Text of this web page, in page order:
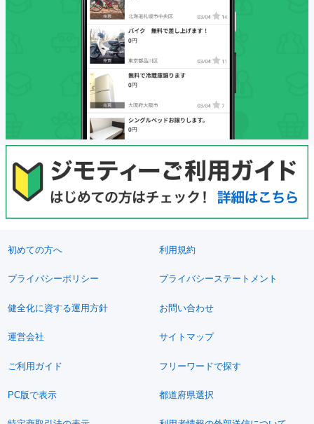
初めての方へ 利用規約
プライバシーポリシー プライバシーステートメント
健全化に資する運用方針 お問い合わせ
運営会社 サイトマップ
ご利用ガイド フリーワードで探す
PC版で表示 都道府県選択